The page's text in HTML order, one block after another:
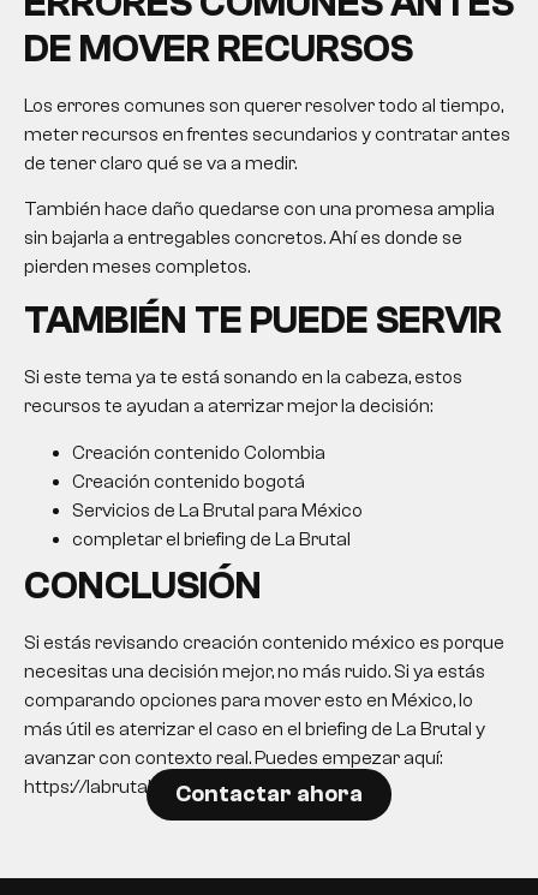
DE MOVER RECURSOS
Los errores comunes son querer resolver todo al tiempo,
meter recursos en frentes secundarios y contratar antes
de tener claro qué se va a medir.
También hace daño quedarse con una promesa amplia
sin bajarla a entregables concretos. Ahí es donde se
pierden meses completos.
TAMBIÉN TE PUEDE SERVIR
Si este tema ya te está sonando en la cabeza, estos
recursos te ayudan a aterrizar mejor la decisión:
Creación contenido Colombia
Creación contenido bogotá
Servicios de La Brutal para México
completar el briefing de La Brutal
CONCLUSIÓN
Si estás revisando creación contenido méxico es porque
necesitas una decisión mejor, no más ruido. Si ya estás
comparando opciones para mover esto en México, lo
más útil es aterrizar el caso en el briefing de La Brutal y
avanzar con contexto real. Puedes empezar aquí:
https://labrutal.co/briefing/.Contactar ahora